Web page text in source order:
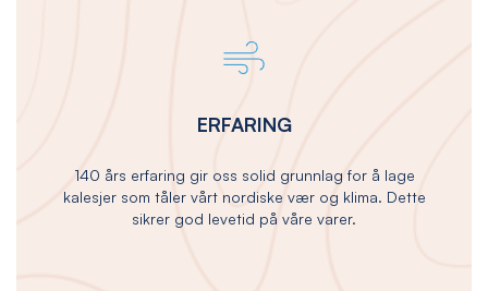
ERFARING
140 års erfaring gir oss solid grunnlag for å lage
kalesjer som tåler vårt nordiske vær og klima. Dette
sikrer god levetid på våre varer.